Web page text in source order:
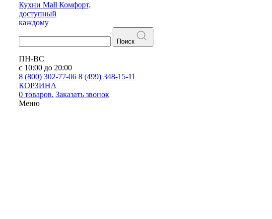
Кухни Mall Комфорт,
доступный
каждому
Поиск
ПН-ВС
с 10:00 до 20:00
8 (800) 302-77-06 8 (499) 348-15-11
КОРЗИНА
0 товаров. Заказать звонок
Меню